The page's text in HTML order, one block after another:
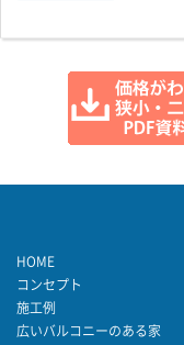
HOME
コンセプト
施工例
広いバルコニーのある家